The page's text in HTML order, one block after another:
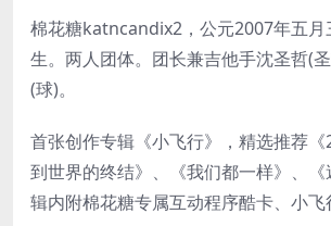
棉花糖katncandix2，公元2007年五月
生。两人团体。团长兼吉他手沈圣哲(
(球)。
首张创作专辑《小飞行》，精选推荐
到世界的终结》、《我们都一样》、
辑内附棉花糖专属互动程序酷卡、小飞